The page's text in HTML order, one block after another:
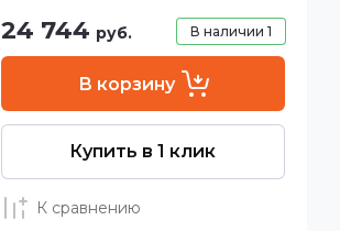
В наличии 1
24 744 руб.
В корзину
Купить в 1 клик
К сравнению